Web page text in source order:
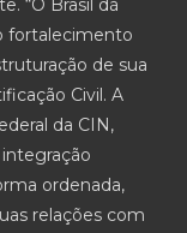
“O Brasil dá
fortalecimento
de sua
Civil. A
da CIN,
ordenada,
relações com